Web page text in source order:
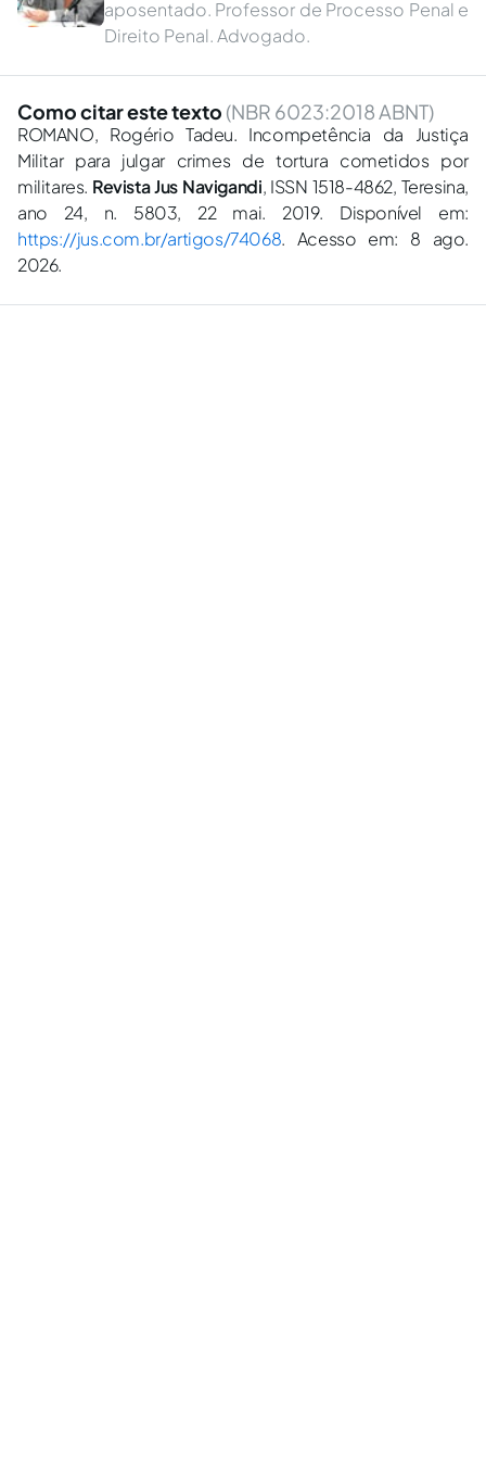
aposentado. Professor de Processo Penal e
Direito Penal. Advogado.
Como citar este texto (NBR 6023:2018 ABNT)
ROMANO, Rogério Tadeu. Incompetência da Justiça
Militar para julgar crimes de tortura cometidos por
militares. Revista Jus Navigandi, ISSN 1518-4862, Teresina,
ano 24, n. 5803, 22 mai. 2019. Disponível em:
https://jus.com.br/artigos/74068. Acesso em: 8 ago.
2026.